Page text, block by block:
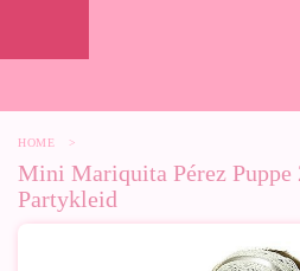
HOME >
Mini Mariquita Pérez
Partykleid